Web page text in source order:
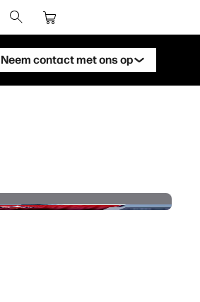
Neem contact met ons op
expert